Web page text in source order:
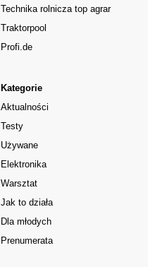
Kategorie
Aktualności
Testy
Używane
Elektronika
Warsztat
Jak to działa
Dla młodych
Prenumerata
Technika rolnicza top agrar
Traktorpool
Profi.de